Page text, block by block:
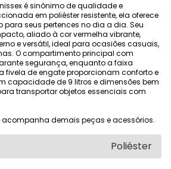
é sinônimo de qualidade e
em poliéster resistente, ela oferece
seus pertences no dia a dia. Seu
aliado à cor vermelha vibrante,
e versátil, ideal para ocasiões casuais,
O compartimento principal com
segurança, enquanto a faixa
fivela de engate proporcionam conforto e
capacidade de 9 litros e dimensões bem
transportar objetos essenciais com
demais peças e acessórios.
Poliéster